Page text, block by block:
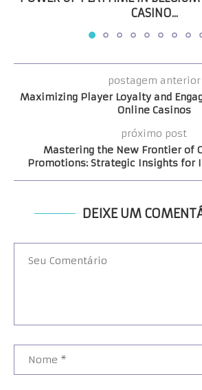
CASINO...
postagem anterior
Maximizing Player Loyalty and
Online Casinos
próximo post
Mastering the New Frontier of
Promotions: Strategic Insights for
DEIXE UM